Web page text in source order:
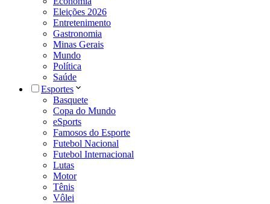
Eleições 2026
Entretenimento
Gastronomia
Minas Gerais
Mundo
Política
Saúde
Esportes
Basquete
Copa do Mundo
eSports
Famosos do Esporte
Futebol Nacional
Futebol Internacional
Lutas
Motor
Tênis
Vôlei